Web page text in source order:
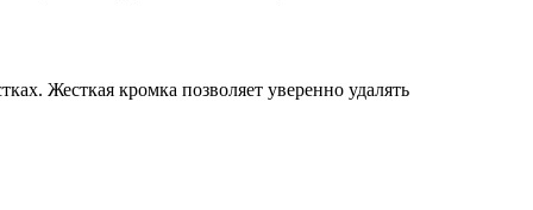
Жесткая кромка позволяет уверенно удалять